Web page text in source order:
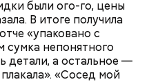
были ого-го, цены
В итоге получила
«упаковано с
непонятного
детали, а остальное —
«Сосед мой
напомнила о
ипотеки. По сути,
Я приняла
досрочно в счет
а не в счет
снизить сумму